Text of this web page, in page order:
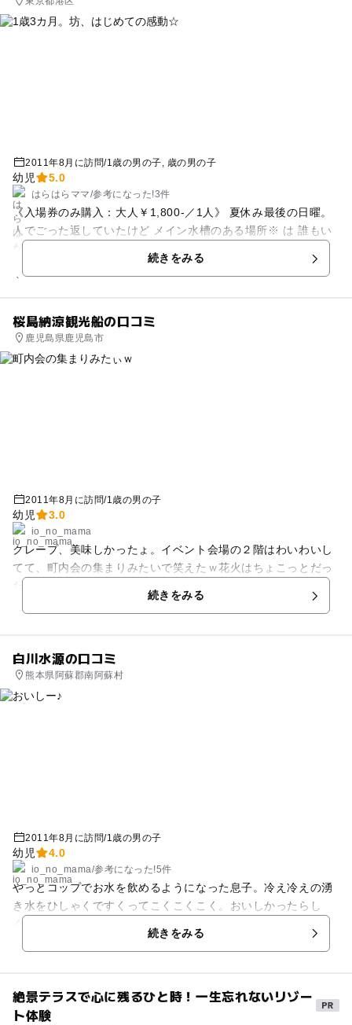
2011年8月に訪問/1歳の男の子 歳の男の子
幼児 5.0
はらはらママ/参考に なった!3件
《入場券のみ購入：大人￥1,800-／1人》 夏休み最後の日曜。
人でごった返していたけど メイン水槽のある場所※ は 誰もい
は、入場して直進した つきあたり★） １歳児とのお出かけ
りやすい。 （小学生～大人には、ここだけじゃ物足りない）
アシカショーは会場が狭く、イルカショー中に満席！ 展示物も
少ないので、混雑する日は賢く過ごしたい… そこで、おすすめ
て「感動した」体験にちがいないので 星、五つにしておきまし
ょう♪
続きをみる
桜島納涼観光船の口コミ
鹿児島県鹿児島市
2011年8月に訪問/1歳の男の子
幼児 3.0
io_no_mama
クレープ、美味しかったょ。イベント会場の２階はわいわいし
てて、町内会の集まりみたいで笑えたｗ花火はちょこっとだっ
たけど綺麗だったょ。でも、息子は船の汽笛にびっくりして、
号泣ｗあとは、、、んー…抽選会の賞品の遠藤選手のサイン色
続きをみる
白川水源の口コミ
熊本県阿蘇郡南阿蘇村
2011年8月に訪問/1歳の男の子
幼児 4.0
io_no_mama/参考に なった!5件
やっとコップでお水を飲めるようになった息子。冷え冷えの湧
き水をひしゃくですくってこくこくこく。おいしかったらし
く、にっこにこｗ連れてったかいがありました；▽；
続きをみる
絶景テラスで心に残るひと時！一生忘れないリゾー
ト体験